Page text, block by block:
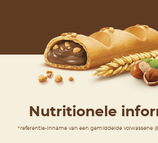
Nutritionele
*referentie-inname van een gemiddelde volwassene